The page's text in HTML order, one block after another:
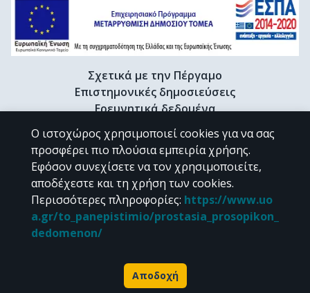
Σχετικά με την Πέργαμο
Επιστημονικές δημοσιεύσεις
Ερευνητικά δεδομένα
Διδακτορικές διατριβές & Γκρίζα βιβλιογραφία
Προφίλ Ερευνητή
CC BY-NC 4.0
Εκτός αν αναφέρεται διαφορετικά, το υλικό της "Περγάμου" διατίθεται
Powered by
Ο ιστοχώρος χρησιμοποιεί cookies για να σας
προσφέρει πιο πλούσια εμπειρία χρήσης.
Εφόσον συνεχίσετε να τον χρησιμοποιείτε,
αποδέχεστε και τη χρήση των cookies.
Περισσότερες πληροφορίες: https://www.uo
a.gr/to_panepistimio/prostasia_prosopikon_
dedomenon/
Αποδοχή